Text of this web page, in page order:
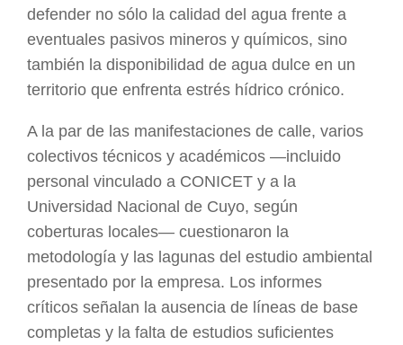
defender no sólo la calidad del agua frente a
eventuales pasivos mineros y químicos, sino
también la disponibilidad de agua dulce en un
territorio que enfrenta estrés hídrico crónico.
A la par de las manifestaciones de calle, varios
colectivos técnicos y académicos —incluido
personal vinculado a CONICET y a la
Universidad Nacional de Cuyo, según
coberturas locales— cuestionaron la
metodología y las lagunas del estudio ambiental
presentado por la empresa. Los informes
críticos señalan la ausencia de líneas de base
completas y la falta de estudios suficientes